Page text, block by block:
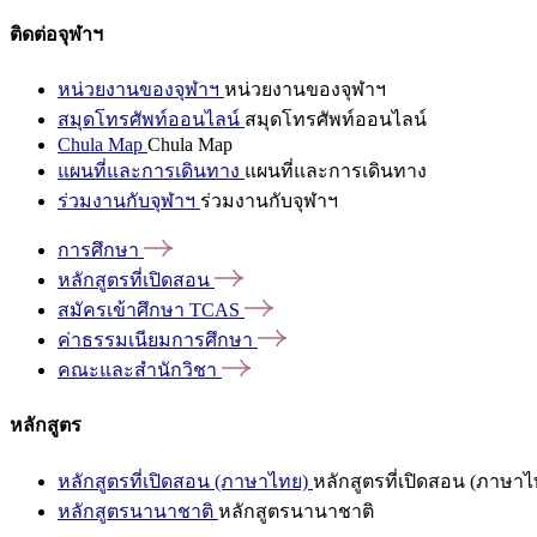
ติดต่อจุฬาฯ
หน่วยงานของจุฬาฯ หน่วยงานของจุฬาฯ
สมุดโทรศัพท์ออนไลน์ สมุดโทรศัพท์ออนไลน์
Chula Map Chula Map
แผนที่และการเดินทาง แผนที่และการเดินทาง
ร่วมงานกับจุฬาฯ ร่วมงานกับจุฬาฯ
การศึกษา
หลักสูตรที่เปิดสอน
สมัครเข้าศึกษา TCAS
ค่าธรรมเนียมการศึกษา
คณะและสำนักวิชา
หลักสูตร
หลักสูตรที่เปิดสอน (ภาษาไทย) หลักสูตรที่เปิดสอน (ภาษาไ
หลักสูตรนานาชาติ หลักสูตรนานาชาติ